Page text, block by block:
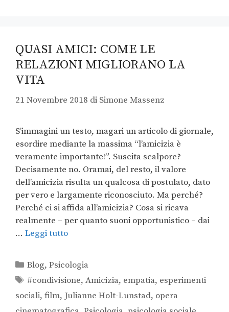
QUASI AMICI: COME LE
RELAZIONI MIGLIORANO LA
VITA
21 Novembre 2018 di Simone Massenz
S’immagini un testo, magari un articolo di giornale,
esordire mediante la massima “l’amicizia è
veramente importante!”. Suscita scalpore?
Decisamente no. Oramai, del resto, il valore
dell’amicizia risulta un qualcosa di postulato, dato
per vero e largamente riconosciuto. Ma perché?
Perché ci si affida all’amicizia? Cosa si ricava
realmente – per quanto suoni opportunistico – dai
… Leggi tutto
Blog,Psicologia
#condivisione,Amicizia, empatia, esperimenti
sociali, film, Julianne Holt-Lunstad, opera